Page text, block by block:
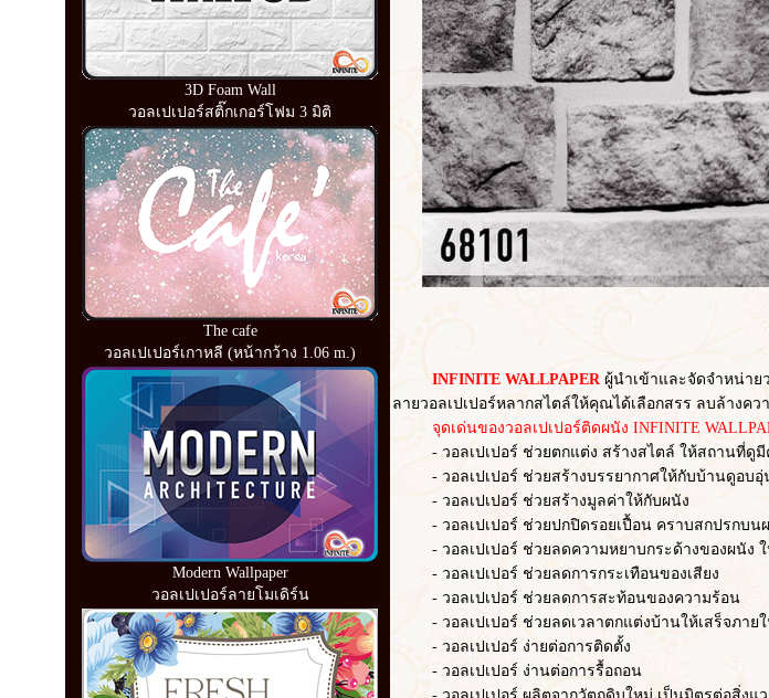
3D Foam Wall
วอลเปเปอร์สติ๊กเกอร์โฟม 3 มิติ
The cafe
วอลเปเปอร์เกาหลี (หน้ากว้าง 1.06 m.)
Modern Wallpaper
วอลเปเปอร์ลายโมเดิร์น
INFINITE WALLPAPER ผู้นำเข้าและจัดจำหน่าย
ลายวอลเปเปอร์หลากสไตล์ให้คุณได้เลือกสรร ลบล้างค
จุดเด่นของวอลเปเปอร์ติดผนัง INFINITE
- วอลเปเปอร์ ช่วยตกแต่ง สร้างสไตล์ ให้สถานที่ดู
- วอลเปเปอร์ ช่วยสร้างบรรยากาศให้กับบ้านดูอบอุ่
- วอลเปเปอร์ ช่วยสร้างมูลค่าให้กับผนัง
- วอลเปเปอร์ ช่วยปกปิดรอยเปื้อน คราบสกปรกบน
- วอลเปเปอร์ ช่วยลดความหยาบกระด้างของผนัง ใ
- วอลเปเปอร์ ช่วยลดการกระเทือนของเสียง
- วอลเปเปอร์ ช่วยลดการสะท้อนของความร้อน
- วอลเปเปอร์ ช่วยลดเวลาตกแต่งบ้านให้เสร็จภาย
- วอลเปเปอร์ ง่ายต่อการติดตั้ง
- วอลเปเปอร์ ง่านต่อการรื้อถอน